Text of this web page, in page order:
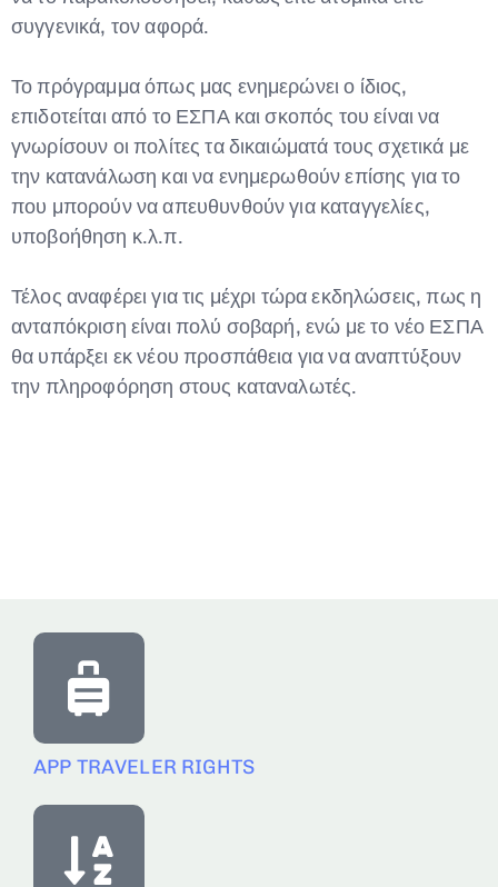
συγγενικά, τον αφορά.
Το πρόγραμμα όπως μας ενημερώνει ο ίδιος,
επιδοτείται από το ΕΣΠΑ και σκοπός του είναι να
γνωρίσουν οι πολίτες τα δικαιώματά τους σχετικά με
την κατανάλωση και να ενημερωθούν επίσης για το
που μπορούν να απευθυνθούν για καταγγελίες,
υποβοήθηση κ.λ.π.
Τέλος αναφέρει για τις μέχρι τώρα εκδηλώσεις, πως η
ανταπόκριση είναι πολύ σοβαρή, ενώ με το νέο ΕΣΠΑ
θα υπάρξει εκ νέου προσπάθεια για να αναπτύξουν
την πληροφόρηση στους καταναλωτές.
APP TRAVELER RIGHTS